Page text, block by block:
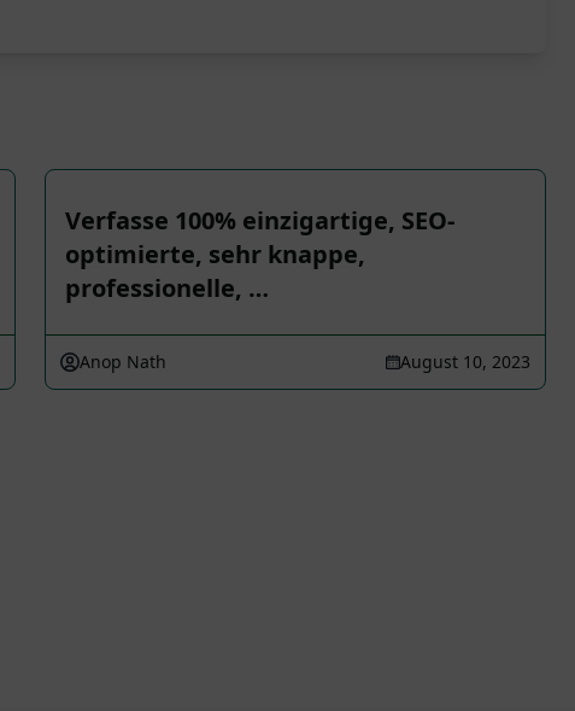
Verfasse 100% einzigartige, SEO-
optimierte, sehr knappe,
professionelle, …
Anop Nath August 10, 2023